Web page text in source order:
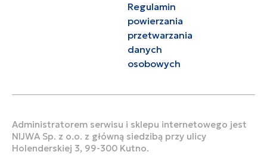
Regulamin
powierzania
przetwarzania
danych
osobowych
Administratorem serwisu i sklepu internetowego jest
NIJWA Sp. z o.o. z główną siedzibą przy ulicy
Holenderskiej 3, 99-300 Kutno.